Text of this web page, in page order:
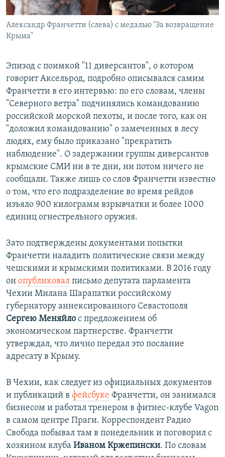
Александр Франчетти (слева) с медалью "За возвращение
Крыма"
Эпизод с поимкой "11 диверсантов", о котором
говорит Аксельрод, подробно описывался самим
Франчетти в его интервью: по его словам, члены
"Северного ветра" подчинялись командованию
российской морской пехоты, и после того, как он
"доложил командованию" о замеченных в лесу
людях, ему было приказано "прекратить
наблюдение". О задержании группы диверсантов
крымские СМИ ни в те дни, ни потом ничего не
сообщали. Также лишь со слов Франчетти известно
о том, что его подразделение во время рейдов
изъяло 900 килограмм взрывчатки и более 1000
единиц огнестрельного оружия.
Зато подтверждены документами попытки
Франчетти наладить политические связи между
чешскими и крымскими политиками. В 2016 году
он опубликовал письмо депутата парламента
Чехии Милана Шарапатки российскому
губернатору аннексированного Севастополя
Сергею Меняйло с предложением об
экономическом партнерстве. Франчетти
утверждал, что лично передал это послание
адресату в Крыму.
В Чехии, как следует из официальных документов
и публикаций в фейсбуке Франчетти, он занимался
бизнесом и работал тренером в фитнес-клубе Vagon
в самом центре Праги. Корреспондент Радио
Свобода побывал там в понедельник и поговорил с
хозяином клуба Иваном Кржепински. По словам